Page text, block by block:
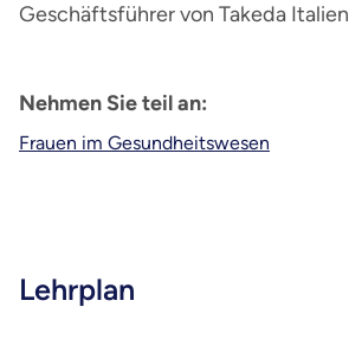
Geschäftsführer von Takeda Italien
Nehmen Sie teil an:
Frauen im Gesundheitswesen
Lehrplan